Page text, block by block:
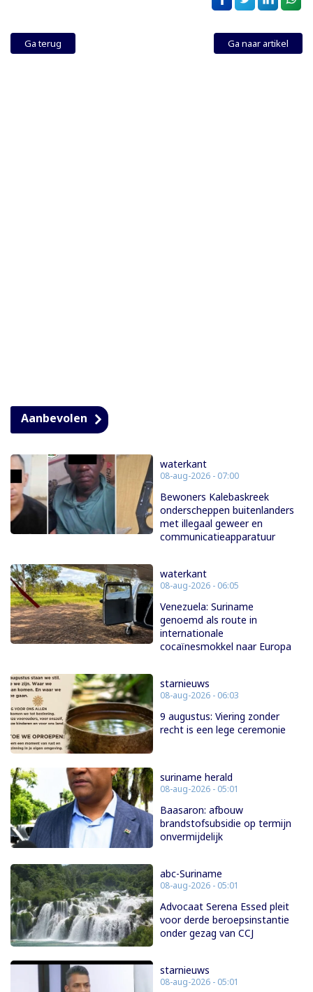
Ga terug Ga naar artikel
Aanbevolen
waterkant
08-aug-2026 - 07:00
Bewoners Kalebaskreek
onderscheppen buitenlanders
met illegaal geweer en
communicatieapparatuur
waterkant
08-aug-2026 - 06:05
Venezuela: Suriname
genoemd als route in
internationale
cocaïnesmokkel naar Europa
starnieuws
08-aug-2026 - 06:03
9 augustus: Viering zonder
recht is een lege ceremonie
suriname herald
08-aug-2026 - 05:01
Baasaron: afbouw
brandstofsubsidie op termijn
onvermijdelijk
abc-Suriname
08-aug-2026 - 05:01
Advocaat Serena Essed pleit
voor derde beroepsinstantie
onder gezag van CCJ
starnieuws
08-aug-2026 - 05:01